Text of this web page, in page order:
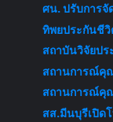
ศน. ปรับการ
ทิพยประกันชี
สถาบันวิจัยป
สถานการณ์คุ
สถานการณ์คุ
สส.มีนบุรีเปิด